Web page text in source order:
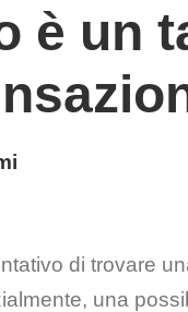
è un
di trovare
una